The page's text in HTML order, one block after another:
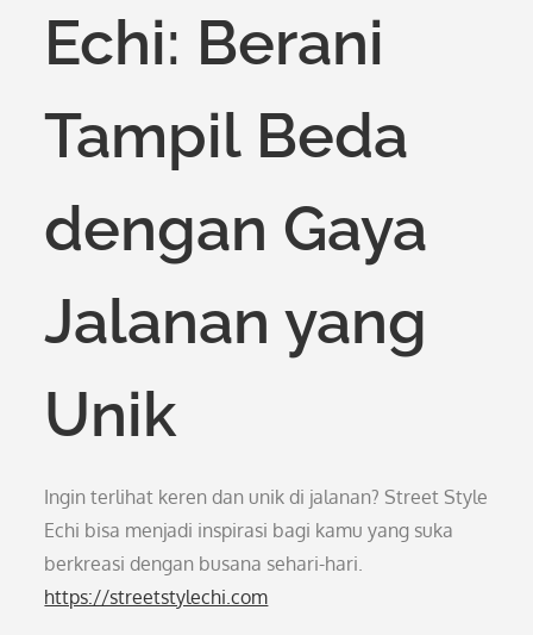
Echi: Berani
Tampil Beda
dengan Gaya
Jalanan yang
Unik
Ingin terlihat keren dan unik di jalanan? Street Style
Echi bisa menjadi inspirasi bagi kamu yang suka
berkreasi dengan busana sehari-hari.
https://streetstylechi.com